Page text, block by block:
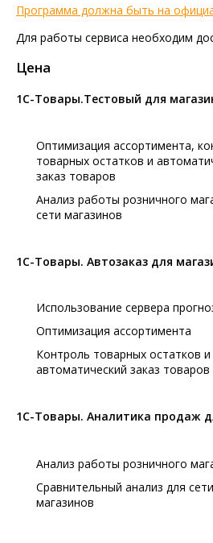
Программа должна быть на
Для работы сервиса необходим
Цена
1С-Товары.Тестовый для
Оптимизация ассортимента,
товарных остатков и
заказ товаров
Анализ работы розничного
сети магазинов
1С-Товары. Автозаказ для
Использование сервера
Оптимизация ассортимента
Контроль товарных остатков и
автоматический заказ товаров
1С-Товары. Аналитика продаж
Анализ работы розничного
Сравнительный анализ для сети
магазинов